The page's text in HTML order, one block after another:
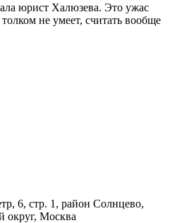
юрист Халюзева. Это ужас
не умеет, считать вообще
6, стр. 1, район Солнцево,
округ, Москва